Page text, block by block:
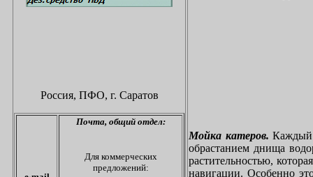
Россия, ПФО, г. Саратов
Почта, общий отдел:
Для коммерческих
предложений:
Мойка катеров. Каждый
обрастанием днища
растительностью,
навигации. Особенно